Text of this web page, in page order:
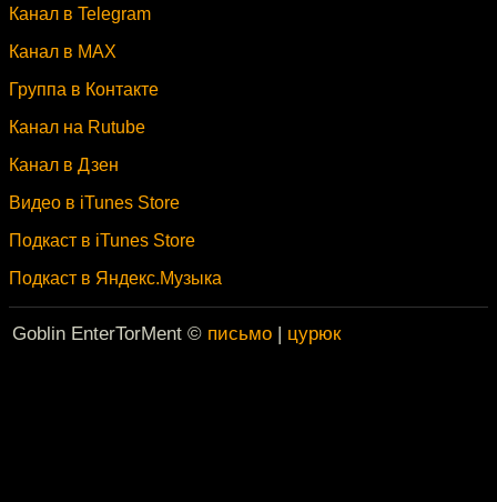
Канал в Telegram
Канал в MAX
Группа в Контакте
Канал на Rutube
Канал в Дзен
Видео в iTunes Store
Подкаст в iTunes Store
Подкаст в Яндекс.Музыка
Goblin EnterTorMent © письмо | цурюк